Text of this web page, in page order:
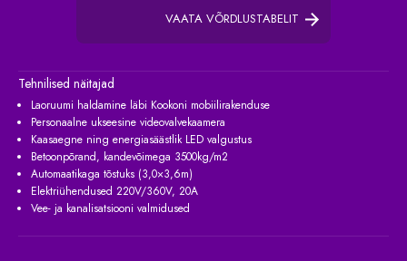
VAATA VÕRDLUSTABELIT
Tehnilised näitajad
Laoruumi haldamine läbi Kookoni mobiilirakenduse
Personaalne ukseesine videovalvekaamera
Kaasaegne ning energiasäästlik LED valgustus
Betoonpõrand, kandevõimega 3500kg/m2
Automaatikaga tõstuks (3,0×3,6m)
Elektriühendused 220V/360V, 20A
Vee- ja kanalisatsiooni valmidused